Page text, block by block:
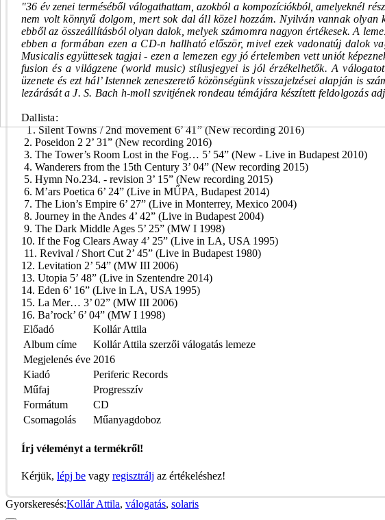
"36 év zenei terméséből válogathattam, azokból a kompozíciókból, amelyeknél
nem volt könnyű dolgom, mert sok dal áll közel hozzám. Nyilván vannak
ebből az összeállításból olyan dalok, melyek számomra nagyon értékesek.A
ebben a formában ezen a CD-n hallható először, mivel ezek vadonatúj dalok
Musicalis együttesek tagjai - ezen a lemezen egy jó értelemben vett uniót
fusion és a világzene (world music) stílusjegyei is jól érzékelhetők.A
üzenete és ezt hál’ Istennek zeneszerető közönségünk visszajelzései alapján is
lezárását a J. S. Bach h-moll szvitjének rondeau témájára készített feldolgozás
Dallista:
1. Silent Towns / 2nd movement 6’ 41” (New recording 2016)
2. Poseidon 2 2’ 31” (New recording 2016)
3. The Tower’s Room Lost in the Fog… 5’ 54” (New - Live in Budapest 2010)
4. Wanderers from the 15th Century 3’ 04” (New recording 2015)
5. Hymn No.234. - revision 3’ 15” (New recording 2015)
6. M’ars Poetica 6’ 24” (Live in MŰPA, Budapest 2014)
7. The Lion’s Empire 6’ 27” (Live in Monterrey, Mexico 2004)
8. Journey in the Andes 4’ 42” (Live in Budapest 2004)
9. The Dark Middle Ages 5’ 25” (MW I 1998)
10. If the Fog Clears Away 4’ 25” (Live in LA, USA 1995)
11. Revival / Short Cut 2’ 45” (Live in Budapest 1980)
12. Levitation 2’ 54” (MW III 2006)
13. Utopia 5’ 48” (Live in Szentendre 2014)
14. Eden 6’ 16” (Live in LA, USA 1995)
15. La Mer… 3’ 02” (MW III 2006)
16. Ba’rock’ 6’ 04” (MW I 1998)
Előadó
Kollár Attila
Album címe
Kollár Attila szerzői válogatás lemeze
Megjelenés éve 2016
Kiadó
Periferic Records
Műfaj
Progresszív
Formátum
CD
Csomagolás
Műanyagdoboz
Írj véleményt a termékről!
Kérjük, lépj be vagy regisztrálj az értékeléshez!
Gyorskeresés:Kollár Attila, válogatás, solaris